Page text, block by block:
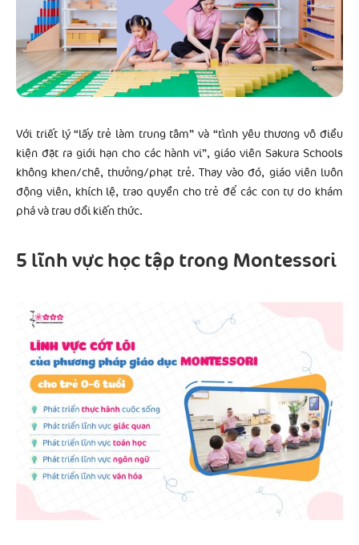
Với triết lý “lấy trẻ làm trung tâm” và “tình yêu thương vô điều
kiện đặt ra giới hạn cho các hành vi”, giáo viên Sakura Schools
không khen/chê, thưởng/phạt trẻ. Thay vào đó, giáo viên luôn
động viên, khích lệ, trao quyền cho trẻ để các con tự do khám
phá và trau dồi kiến thức.
5 lĩnh vực học tập trong Montessori